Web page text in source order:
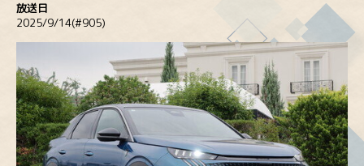
放送日
2025/9/14(#905)